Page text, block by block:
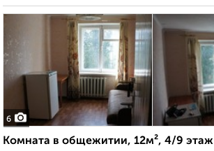
6
Комната в общежитии, 12м², 4/9 этаж